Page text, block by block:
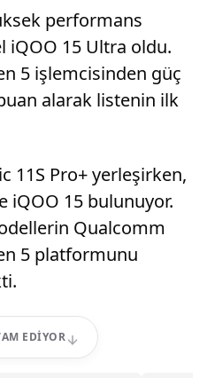
performans
iQOO 15 Ultra oldu.
5 işlemcisinden güç
alarak listenin ilk
11S Pro+ yerleşirken,
iQOO 15 bulunuyor.
Qualcomm
5 platformunu
EDIYOR